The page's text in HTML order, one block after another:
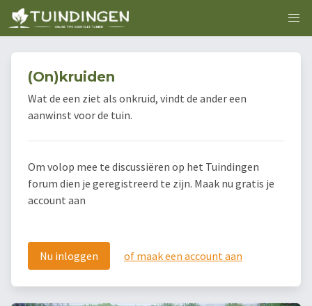
(On)kruiden
Wat de een ziet als onkruid, vindt de ander een
aanwinst voor de tuin.
Om volop mee te discussiëren op het Tuindingen
forum dien je geregistreerd te zijn. Maak nu gratis je
account aan
Nu inloggen of maak een account aan